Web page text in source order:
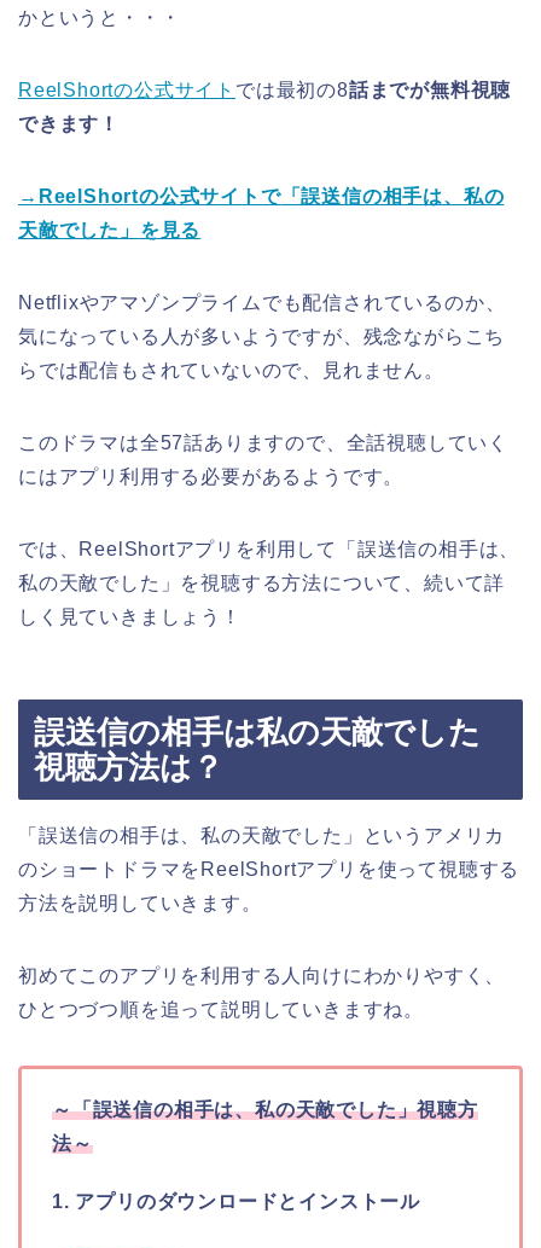
かというと・・・
ReelShortの公式サイト では最初の8話までが無料視聴
できます！
→ReelShortの公式サイトで「誤送信の相手は、私の
天敵でした 」 を見る
Netflixやアマゾンプライムでも配信されているのか、
気になっている人が多いようですが、残念ながらこち
らでは配信もされていないので、見れません。
このドラマは全57話ありますので、全話視聴していく
にはアプリ利用する必要があるようです。
では、ReelShortアプリを利用して
「誤送信の相手は、
私の天敵でした 」 を視聴する方法について、続いて詳
しく見ていきましょう！
誤送信の相手は私の天敵でした
視聴方法は？
「誤送信の相手は、私の天敵でした」というアメリカ
のショートドラマをReelShortアプリを使って視聴する
方法を説明していきます。
初めてこのアプリを利用する人向けにわかりやすく、
ひとつづつ順を追って説明していきますね。
～「誤送信の相手は、私の天敵でした」視聴方
法～
1. アプリのダウンロードとインストール